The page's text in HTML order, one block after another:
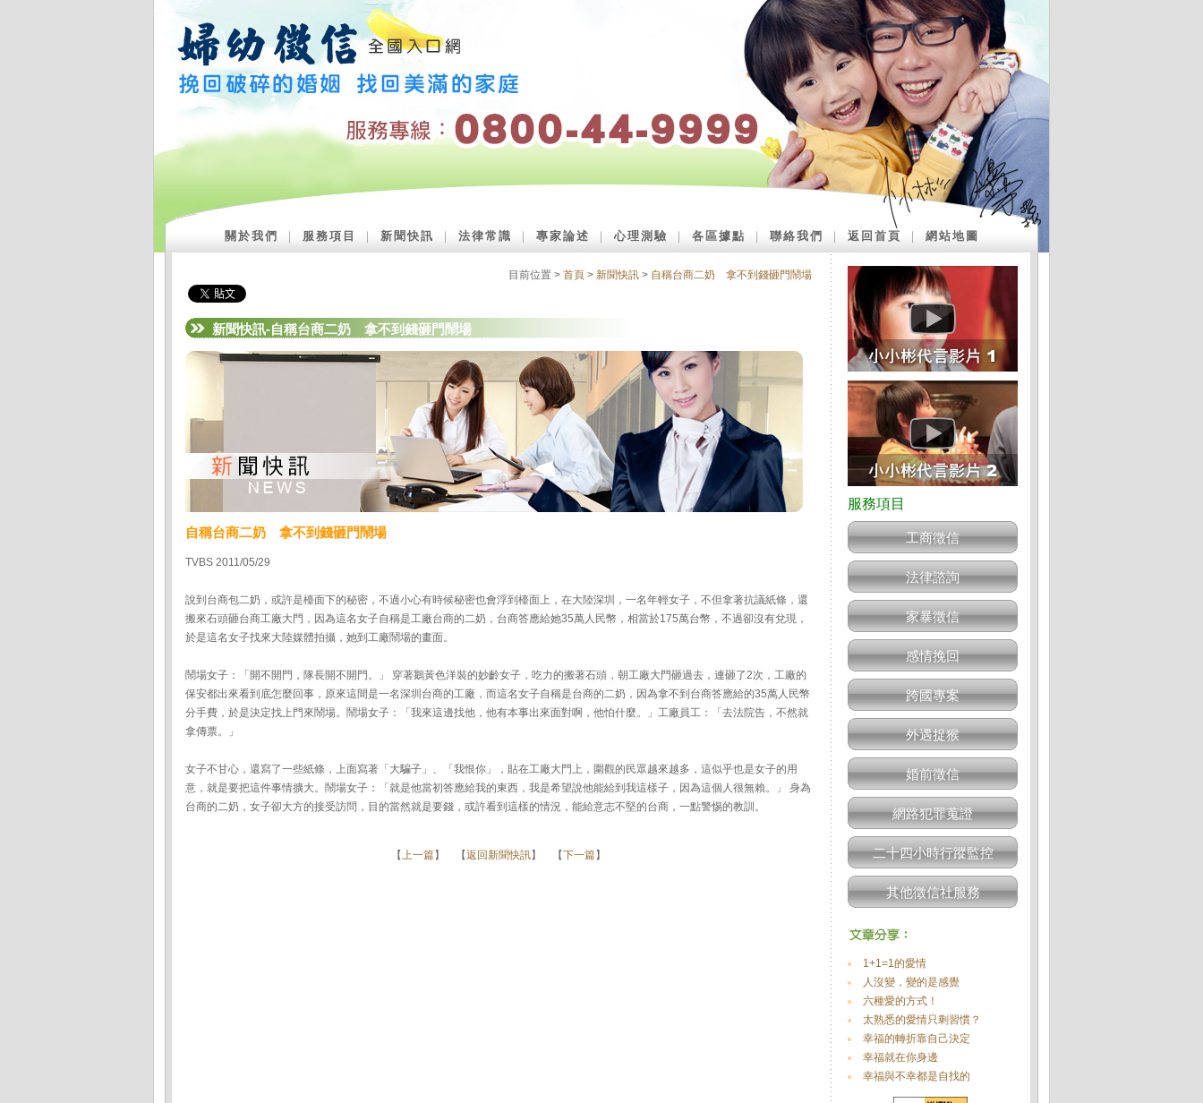
關於我們 服務項目 新聞快訊 法律常識 專家論述 ｜心理測驗 各區據點 聯絡我們 返回首頁 網站地圖
目前位置 > 首頁 > 新聞快訊 > 自稱台商二奶 拿不到錢砸門鬧場
新聞快訊-自稱台商二奶 拿不到錢砸門鬧場
自稱台商二奶 拿不到錢砸門鬧場
TVBS 2011/05/29
說到台商包二奶，或許是檯面下的秘密，不過小心有時候秘密也會浮到檯面上，在大陸深圳，一名年輕女子，不但拿著抗議紙條，還
搬來石頭砸台商工廠大門，因為這名女子自稱是工廠台商的二奶，台商答應給她35萬人民幣，相當於175萬台幣，不過卻沒有兌現，
於是這名女子找來大陸媒體拍攝，她到工廠鬧場的畫面。
鬧場女子：「開不開門，隊長開不開門。」 穿著鵝黃色洋裝的妙齡女子，吃力的搬著石頭，朝工廠大門砸過去，連砸了2次，工廠的
保安都出來看到底怎麼回事，原來這間是一名深圳台商的工廠，而這名女子自稱是台商的二奶，因為拿不到台商答應給的35萬人民幣
分手費，於是決定找上門來鬧場。鬧場女子：「我來這邊找他，他有本事出來面對啊，他怕什麼。」工廠員工：「去法院告，不然就
拿傳票。」
女子不甘心，還寫了一些紙條，上面寫著「大騙子」、「我恨你」，貼在工廠大門上，圍觀的民眾越來越多，這似乎也是女子的用
意，就是要把這件事情擴大。鬧場女子：「就是他當初答應給我的東西，我是希望說他能給到我這樣子，因為這個人很無賴。」 身為
台商的二奶，女子卻大方的接受訪問，目的當然就是要錢，或許看到這樣的情況，能給意志不堅的台商，一點警惕的教訓。
【上一篇】 【返回新聞快訊】 【下一篇】
工商徵信
法律諮詢
家暴徵信
感情挽回
跨國專案
外遇捉猴
婚前徵信
網路犯罪蒐證
二十四小時行蹤監控
其他徵信社服務
1+1=1的愛情
人沒變，變的是感覺
六種愛的方式！
太熟悉的愛情只剩習慣？
幸福的轉折靠自己決定
幸福就在你身邊
幸福與不幸都是自找的